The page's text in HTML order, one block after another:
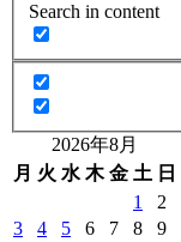
Search in content
2026年8月
月 火 水 木 金 土 日
1
2
3
4 5 6 7 8
9